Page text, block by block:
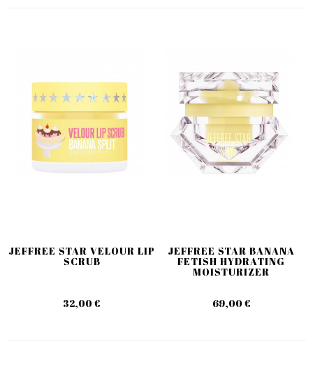
JEFFREE STAR VELOUR LIP
SCRUB
32,00 €
JEFFREE STAR BANANA
FETISH HYDRATING
MOISTURIZER
69,00 €